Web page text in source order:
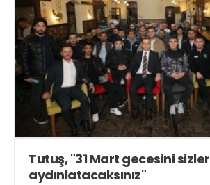
Tutuş, "31 Mart gecesini sizler
aydınlatacaksınız"